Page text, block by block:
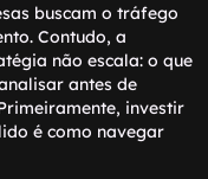
buscam o tráfego
Contudo, a
não escala: o que
antes de
investir
é como navegar